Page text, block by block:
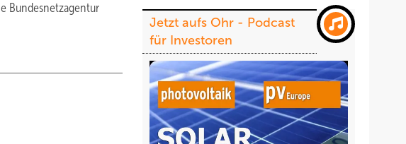
Bundesnetzagentur
Jetzt aufs Ohr - Podcast
für Investoren